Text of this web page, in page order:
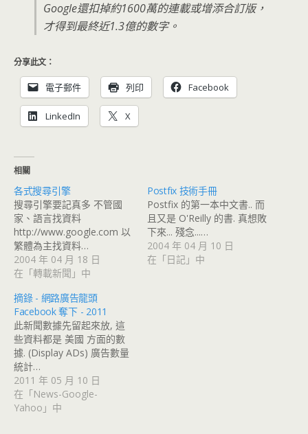
Google還扣掉約1600萬的連載或增添合訂版，
才得到最終近1.3億的數字。
分享此文：
電子郵件 列印 Facebook
LinkedIn X
相關
各式搜尋引擎
搜尋引擎要記真多 不管國
家、語言找資料
http://www.google.com 以
繁體為主找資料…
2004 年 04 月 18 日
在「轉載新聞」中
Postfix 技術手冊
Postfix 的第一本中文書.. 而
且又是 O'Reilly 的書. 真想敗
下來... 殘念...…
2004 年 04 月 10 日
在「日記」中
摘錄 - 網路廣告龍頭
Facebook 奪下 - 2011
此新聞數據先留起來放, 這
些資料都是 美國 方面的數
據. (Display ADs) 廣告數量
統計…
2011 年 05 月 10 日
在「News-Google-
Yahoo」中